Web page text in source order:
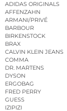
ADIDAS ORIGINALS
AFFENZAHN
ARMANI/PRIVÉ
BARBOUR
BIRKENSTOCK
BRAX
CALVIN KLEIN JEANS
COMMA
DR. MARTENS
DYSON
ERGOBAG
FRED PERRY
GUESS
IZIPIZI